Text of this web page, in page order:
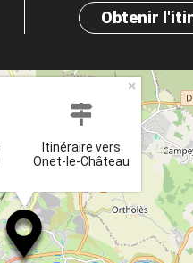
Obtenir
Itinéraire vers
Onet-le-Château
×